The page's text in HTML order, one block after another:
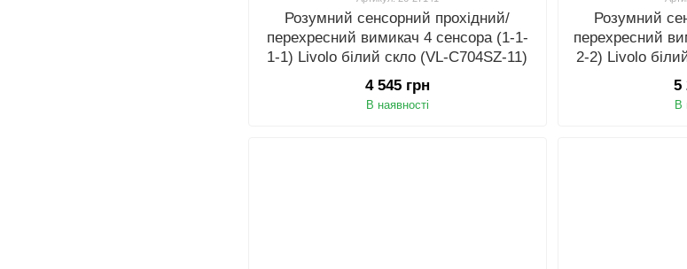
Розумний сенсорний прохідний/
перехресний вимикач 4 сенсора (1-1-
1-1) Livolo білий скло (VL-C704SZ-11)
4 545 грн
В наявності
Розумний
перехресний
2-2) Livolo
5
В